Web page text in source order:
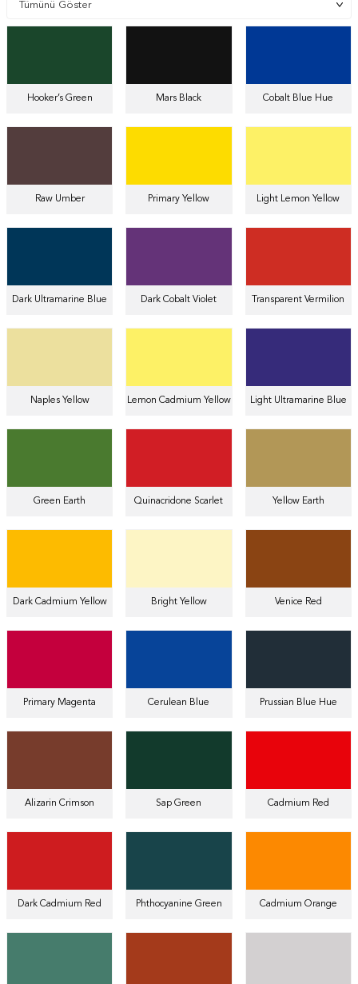
Hooker’s Green Mars Black Cobalt Blue Hue
Raw Umber Primary Yellow Light Lemon Yellow
Dark Ultramarine Blue Dark Cobalt Violet Transparent Vermilion
Naples Yellow Lemon Cadmium Yellow Light Ultramarine Blue
Green Earth Quinacridone Scarlet Yellow Earth
Dark Cadmium Yellow Bright Yellow Venice Red
Primary Magenta Cerulean Blue Prussian Blue Hue
Alizarin Crimson Sap Green Cadmium Red
Dark Cadmium Red Phthocyanine Green Cadmium Orange